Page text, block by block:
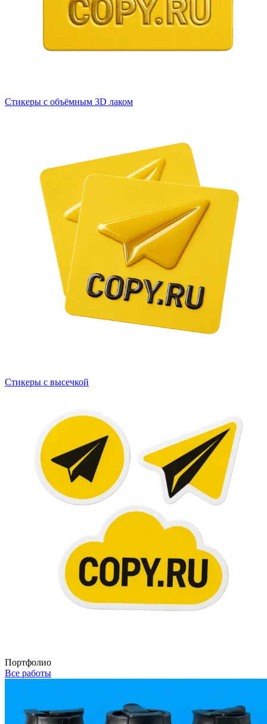
Стикеры с объёмным 3D лаком
Стикеры с высечкой
Портфолио
Все работы